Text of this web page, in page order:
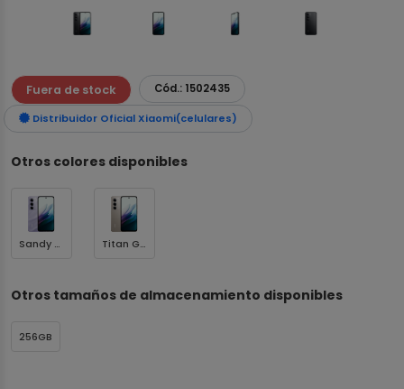
Fuera de stock Cód.: 1502435
Distribuidor Oficial Xiaomi(celulares)
Otros colores disponibles
Sandy Purple Titan Gray
Otros tamaños de almacenamiento disponibles
256GB